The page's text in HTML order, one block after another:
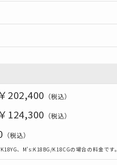
202,400 （税込）
124,300 （税込）
（税込）
、M's:K18BG/K18CGの場合の料金です。